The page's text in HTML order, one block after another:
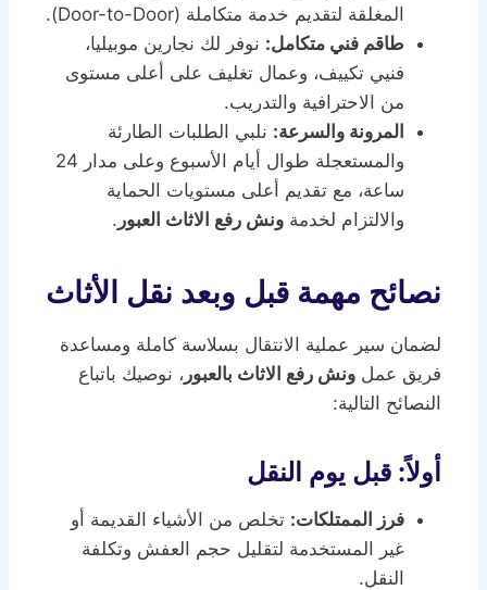
المغلقة لتقديم خدمة متكاملة (Door-to-Door).
طاقم فني متكامل: نوفر لك نجارين موبيليا،
فنيي تكييف، وعمال تغليف على أعلى مستوى
من الاحترافية والتدريب.
المرونة والسرعة: نلبي الطلبات الطارئة
والمستعجلة طوال أيام الأسبوع وعلى مدار 24
ساعة، مع تقديم أعلى مستويات الحماية
والالتزام لخدمة ونش رفع الاثاث العبور .
نصائح مهمة قبل وبعد نقل الأثاث
لضمان سير عملية الانتقال بسلاسة كاملة ومساعدة
فريق عمل ونش رفع الاثاث بالعبور ، نوصيك باتباع
النصائح التالية:
أولاً: قبل يوم النقل
فرز الممتلكات: تخلص من الأشياء القديمة أو
غير المستخدمة لتقليل حجم العفش وتكلفة
النقل.